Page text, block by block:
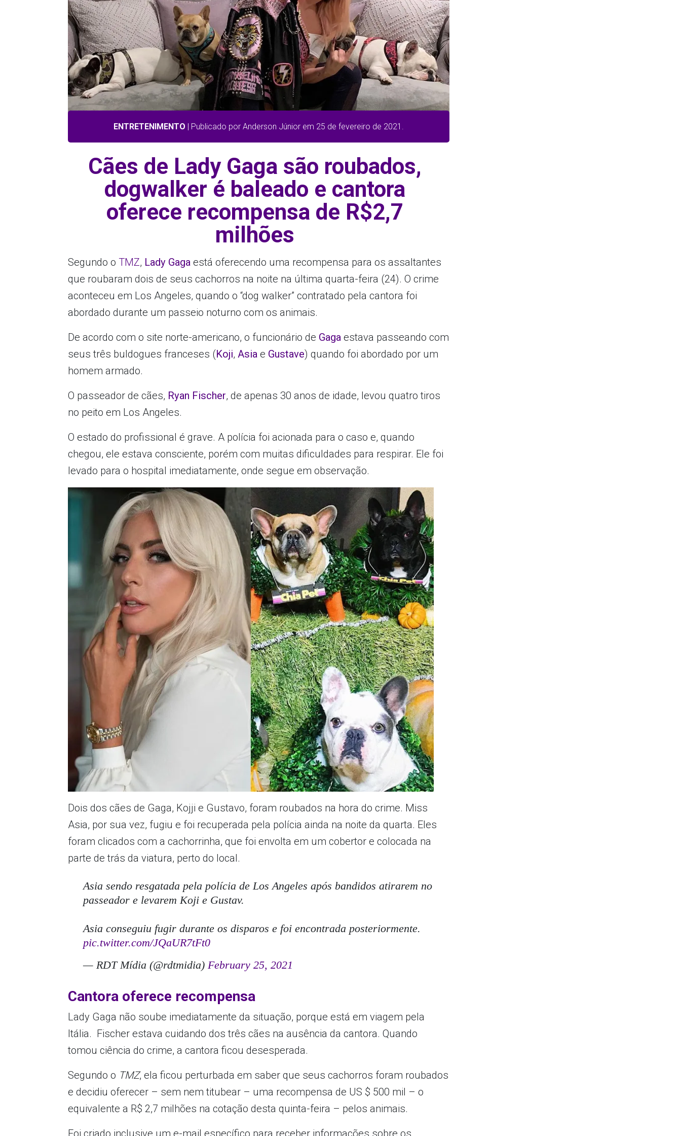
ENTRETENIMENTO | Publicado por Anderson Júnior em 25 de fevereiro de 2021.
Cães de Lady Gaga são roubados,
dogwalker é baleado e cantora
oferece recompensa de R$2,7
milhões
Segundo o TMZ, Lady Gaga está oferecendo uma recompensa para os assaltantes
que roubaram dois de seus cachorros na noite na última quarta-feira (24). O crime
aconteceu em Los Angeles, quando o “dog walker” contratado pela cantora foi
abordado durante um passeio noturno com os animais.
De acordo com o site norte-americano, o funcionário de Gagaestava passeando com
seus três buldogues franceses (Koji,Asiae Gustave) quando foi abordado por um
homem armado.
O passeador de cães, Ryan Fischer, de apenas 30 anos de idade, levou quatro tiros
no peito em Los Angeles.
O estado do profissional é grave. A polícia foi acionada para o caso e, quando
chegou, ele estava consciente, porém com muitas dificuldades para respirar. Ele foi
levado para o hospital imediatamente, onde segue em observação.
Dois dos cães de Gaga, Kojji e Gustavo, foram roubados na hora do crime. Miss
Asia, por sua vez, fugiu e foi recuperada pela polícia ainda na noite da quarta. Eles
foram clicados com a cachorrinha, que foi envolta em um cobertor e colocada na
parte de trás da viatura, perto do local.
Asia sendo resgatada pela polícia de Los Angeles após bandidos atirarem no
passeador e levarem Koji e Gustav.
Asia conseguiu fugir durante os disparos e foi encontrada posteriormente.
pic.twitter.com/JQaUR7tFt0
— RDT Mídia (@rdtmidia) February 25, 2021
Cantora oferece recompensa
Lady Gaga não soube imediatamente da situação, porque está em viagem pela
Itália. Fischer estava cuidando dos três cães na ausência da cantora. Quando
tomou ciência do crime, a cantora ficou desesperada.
Segundo o TMZ, ela ficou perturbada em saber que seus cachorros foram roubados
e decidiu oferecer – sem nem titubear – uma recompensa de US $ 500 mil – o
equivalente a R$ 2,7 milhões na cotação desta quinta-feira – pelos animais.
Foi criado inclusive um e-mail específico para receber informações sobre os